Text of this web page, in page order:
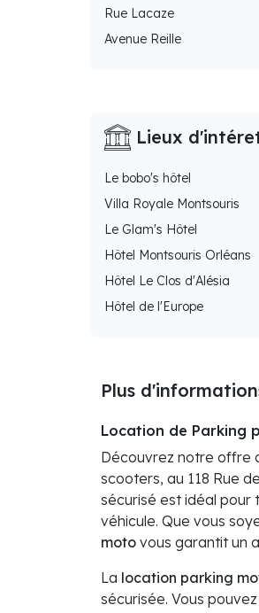
Rue Lacaze
Avenue Reille
Lieux
Le bobo's hôtel
Villa Royale Montsouris
Le Glam's Hôtel
Hôtel Montsouris Orléans
Hôtel Le Clos d'Alésia
Hôtel de l'Europe
Plus
Location de Parking
Découvrez notre offre
scooters, au 118 Rue
sécurisé est idéal pour
véhicule. Que vous
moto vous garantit un
La location parking
sécurisée. Vous